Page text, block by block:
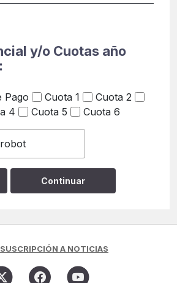
y/o Cuotas año
Pago Cuota 1
Cuota 2
4 Cuota 5 Cuota 6
A NOTICIAS